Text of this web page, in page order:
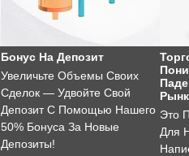
Бонус На Депозит
Увеличьте Объемы Своих
Сделок — Удвойте Свой
Депозит С Помощью Нашего
50% Бонуса За Новые
Депозиты!
Это
Для